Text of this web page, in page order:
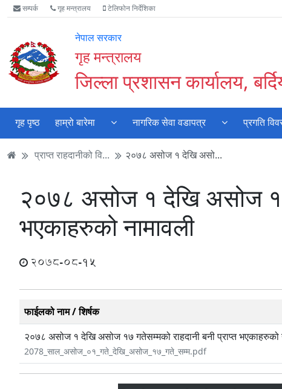
Accessibility
Mode
गर्नुहोस्
मुख्य
सामाग्री
मुख्य
नेभिगेसन
वेबसाइट
खोजमा
सम्पर्क गृह मन्त्रालय टेलिफोन निर्देशिका
नेपाल सरकार
गृह मन्त्रालय
जिल्ला प्रशासन कार्यालय,
गृह पृष्ठ हाम्रो बारेमा नागरिक सेवा वडापत्र प्रगति
प्राप्त राहदानीको वि... २०७८ असोज १ देखि असो...
२०७८ असोज १ देखि असोज १७
भएकाहरुको नामावली
2078-08-15
फाईलको नाम / शिर्षक
२०७८ असोज १ देखि असोज १७ गतेसम्मको राहदानी बनी प्राप्त भएकाहरुको
2078_साल_असोज_०१_गते_देखि_असोज_१७_गते_सम्म.pdf